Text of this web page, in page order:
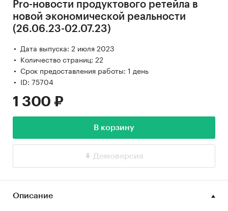
Pro-новости продуктового ретейла в
новой экономической реальности
(26.06.23-02.07.23)
Дата выпуска: 2 июля 2023
Количество страниц: 22
Срок предоставления работы: 1 день
ID: 75704
1 300 ₽
В корзину
Демоверсия
Описание